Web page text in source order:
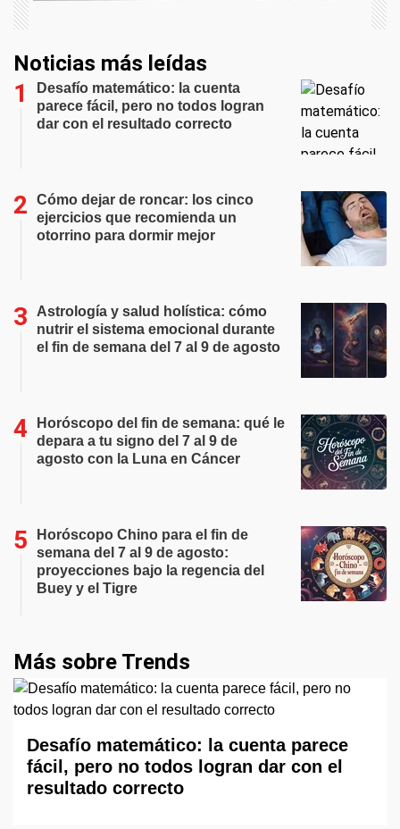
Noticias más leídas
Desafío matemático: la cuenta
parece fácil, pero no todos logran
dar con el resultado correcto
Cómo dejar de roncar: los cinco
ejercicios que recomienda un
otorrino para dormir mejor
Astrología y salud holística: cómo
nutrir el sistema emocional durante
el fin de semana del 7 al 9 de agosto
Horóscopo del fin de semana: qué le
depara a tu signo del 7 al 9 de
agosto con la Luna en Cáncer
Horóscopo Chino para el fin de
semana del 7 al 9 de agosto:
proyecciones bajo la regencia del
Buey y el Tigre
Más sobre Trends
Desafío matemático: la cuenta parece
fácil, pero no todos logran dar con el
resultado correcto